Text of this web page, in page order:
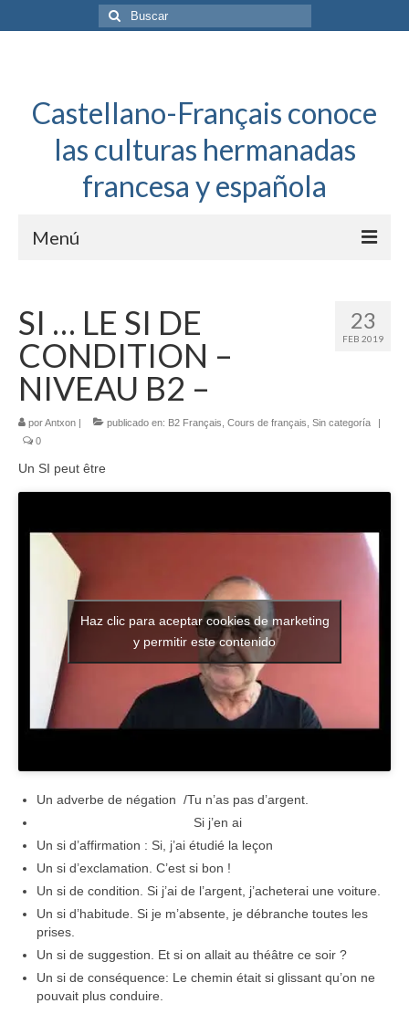
Buscar
por:
Castellano-Français conoce
las culturas hermanadas
francesa y española
Menú
Français: Dossier Général
Français à toute allure
Bordeaux Tregey
Zarzuela
UNED
De actualidad
Euskaldunak gara
Las sevillanas y yo
Viaje
MI POESIA
23
FEB 2019
SI … LE SI DE
CONDITION –
NIVEAU B2 –
porAntxon | publicado en: B2 Français Cours de français Sin categoría
|
0
Un SI peut être
Haz clic para aceptar cookies de marketing
y permitir este contenido
Un adverbe de négation /Tu n’as pas d’argent.
Si j’en ai
Un si d’affirmation : Si, j’ai étudié la leçon
Un si d’exclamation. C’est si bon !
Un si de condition. Si j’ai de l’argent, j’acheterai une voiture.
Un si d’habitude. Si je m’absente, je débranche toutes les
prises.
Un si de suggestion. Et si on allait au théâtre ce soir ?
Un si de conséquence: Le chemin était si glissant qu’on ne
pouvait plus conduire.